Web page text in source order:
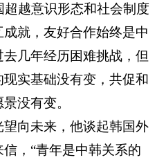
超越意识形态和社会制度
就，友好合作始终是中
几年经历困难挑战，但
实基础没有变，共促和
没有变。
向未来，他谈起韩国外
，“青年是中韩关系的